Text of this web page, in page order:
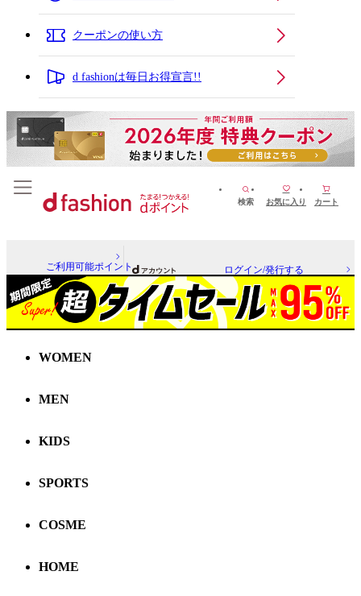
クーポンの使い方
d fashionは毎日お得宣言!!
検索 お気に入り カート
ご利用可能ポイント ログイン/発行する
WOMEN
MEN
KIDS
SPORTS
COSME
HOME